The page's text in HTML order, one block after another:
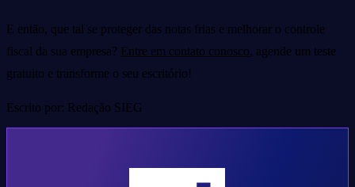
E então, que tal se proteger das notas frias e melhorar o controle
fiscal da sua empresa? Entre em contato conosco, agende um teste
gratuito e transforme o seu escritório!
Escrito por: Redação SIEG